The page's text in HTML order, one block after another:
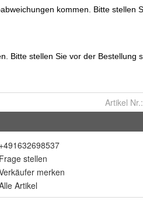
Artikel Nr.:
+491632698537
Frage stellen
merken
Artikel